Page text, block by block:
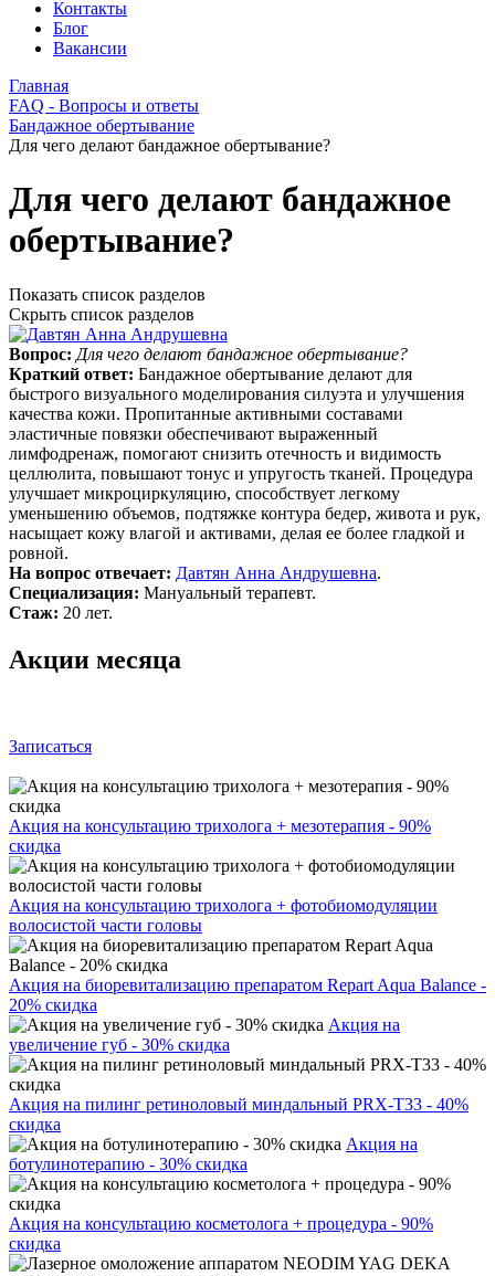
Контакты
Блог
Вакансии
Главная
FAQ - Вопросы и ответы
Бандажное обертывание
Для чего делают бандажное обертывание?
Для чего делают бандажное
обертывание?
Показать список разделов
Скрыть список разделов
Вопрос: Для чего делают бандажное обертывание?
Краткий ответ: Бандажное обертывание делают для
быстрого визуального моделирования силуэта и улучшения
качества кожи. Пропитанные активными составами
эластичные повязки обеспечивают выраженный
лимфодренаж, помогают снизить отечность и видимость
целлюлита, повышают тонус и упругость тканей. Процедура
улучшает микроциркуляцию, способствует легкому
уменьшению объемов, подтяжке контура бедер, живота и рук,
насыщает кожу влагой и активами, делая ее более гладкой и
ровной.
На вопрос отвечает: Давтян Анна Андрушевна.
Специализация: Мануальный терапевт.
Стаж: 20 лет.
Акции месяца
Записаться
Акция на консультацию трихолога + мезотерапия - 90%
скидка
Акция на консультацию трихолога + фотобиомодуляции
волосистой части головы
Акция на биоревитализацию препаратом Repart Aqua Balance -
20% скидка
Акция на
увеличение губ - 30% скидка
Акция на пилинг ретиноловый миндальный PRX-T33 - 40%
скидка
Акция на
ботулинотерапию - 30% скидка
Акция на консультацию косметолога + процедура - 90%
скидка